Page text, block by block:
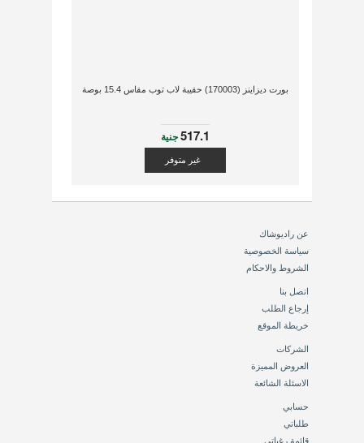
بورت ديزاينز (170003) حقيبة لاب توب مقاس 15.4 بوصة
517.1جنية
غير متوفر
عن راديوشاك
سياسة الخصوصية
الشروط والاحكام
اتصل بنا
إرجاع الطلب
خريطة الموقع
الشركات
العروض المميزة
الاسئلة الشائعة
حسابي
طلباتي
قائمة رغباتي